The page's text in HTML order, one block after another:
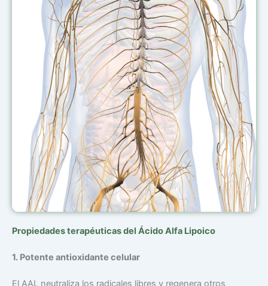
Propiedades terapéuticas del Ácido Alfa Lipoico
1. Potente antioxidante celular
El AAL neutraliza los radicales libres y regenera otros